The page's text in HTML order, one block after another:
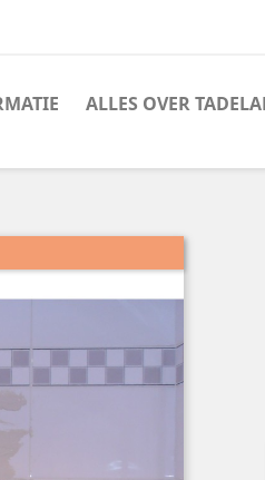
ALLES OVER